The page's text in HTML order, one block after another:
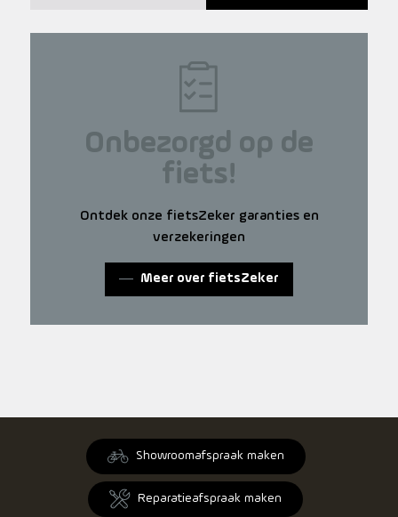
Onbezorgd op de
fiets!
Ontdek onze fietsZeker garanties en
verzekeringen
Meer over fietsZeker
Showroomafspraak maken
Reparatieafspraak maken